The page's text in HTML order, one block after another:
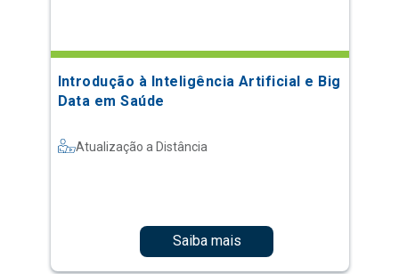
Introdução à Inteligência Artificial e Big
Data em Saúde
Atualização a Distância
Saiba mais